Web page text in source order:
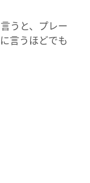
うと、プレー
言うほどでも